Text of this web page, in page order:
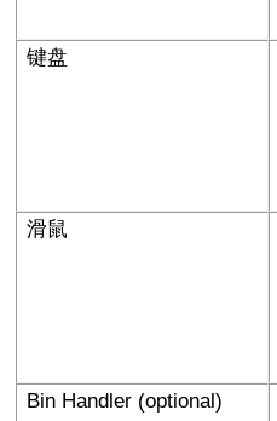
键盘
滑鼠
Bin Handler (optional)